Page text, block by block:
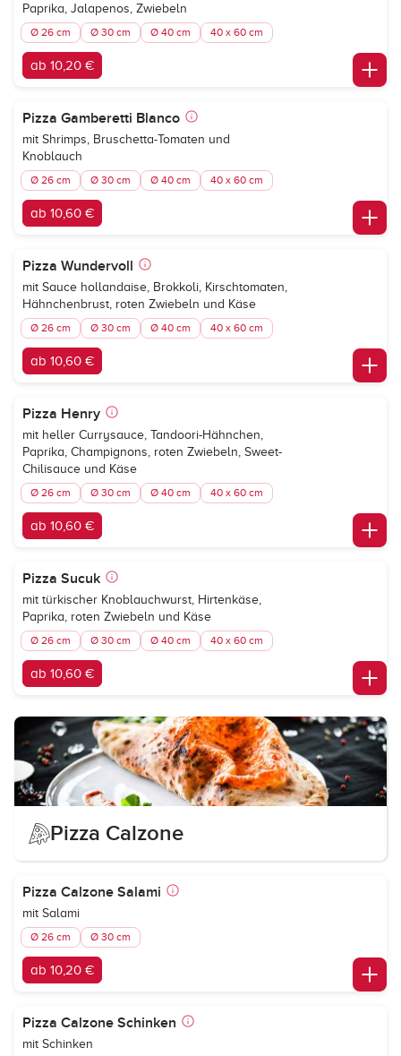
Paprika, Jalapenos, Zwiebeln
Ø 26 cm Ø 30 cm Ø 40 cm 40 x 60 cm
ab 10,20 €
Pizza Gamberetti Blanco
mit Shrimps, Bruschetta-Tomaten und
Knoblauch
Ø 26 cm Ø 30 cm Ø 40 cm 40 x 60 cm
ab 10,60 €
Pizza Wundervoll
mit Sauce hollandaise, Brokkoli, Kirschtomaten,
Hähnchenbrust, roten Zwiebeln und Käse
Ø 26 cm Ø 30 cm Ø 40 cm 40 x 60 cm
ab 10,60 €
Pizza Henry
mit heller Currysauce, Tandoori-Hähnchen,
Paprika, Champignons, roten Zwiebeln, Sweet-
Chilisauce und Käse
Ø 26 cm Ø 30 cm Ø 40 cm 40 x 60 cm
ab 10,60 €
Pizza Sucuk
mit türkischer Knoblauchwurst, Hirtenkäse,
Paprika, roten Zwiebeln und Käse
Ø 26 cm Ø 30 cm Ø 40 cm 40 x 60 cm
ab 10,60 €
Pizza Calzone
Pizza Calzone Salami
mit Salami
Ø 26 cm Ø 30 cm
ab 10,20 €
Pizza Calzone Schinken
mit Schinken